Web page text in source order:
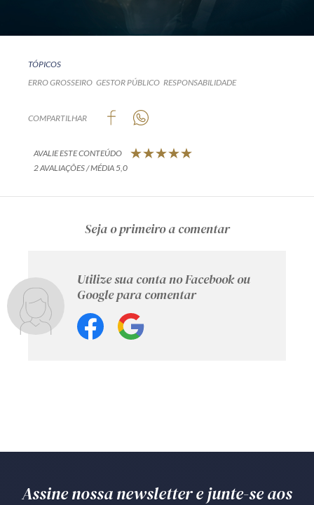
TÓPICOS
ERRO GROSSEIRO GESTOR PÚBLICO RESPONSABILIDADE
COMPARTILHAR
AVALIE ESTE CONTEÚDO
2 AVALIAÇÕES / MÉDIA 5,0
Seja o primeiro a comentar
Utilize sua conta no Facebook ou
Google para comentar
Assine nossa newsletter e junte-se aos